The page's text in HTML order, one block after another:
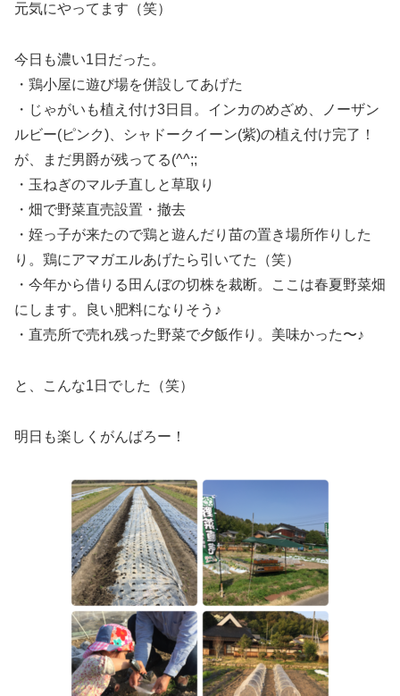
元気にやってます（笑）
今日も濃い1日だった。
・鶏小屋に遊び場を併設してあげた
・じゃがいも植え付け3日目。インカのめざめ、ノーザン
ルビー(ピンク)、シャドークイーン(紫)の植え付け完了！
が、まだ男爵が残ってる(^^;;
・玉ねぎのマルチ直しと草取り
・畑で野菜直売設置・撤去
・姪っ子が来たので鶏と遊んだり苗の置き場所作りした
り。鶏にアマガエルあげたら引いてた（笑）
・今年から借りる田んぼの切株を裁断。ここは春夏野菜畑
にします。良い肥料になりそう♪
・直売所で売れ残った野菜で夕飯作り。美味かった〜♪
と、こんな1日でした（笑）
明日も楽しくがんばろー！